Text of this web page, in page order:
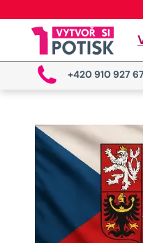
+420 910 927